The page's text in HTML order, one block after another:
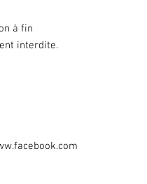
à fin
interdite.